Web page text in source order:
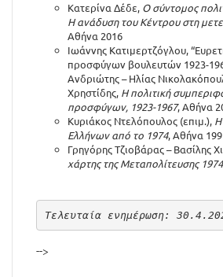
Κατερίνα Δέδε, Ο σύντομος
Η ανάδυση του Κέντρου στη
Αθήνα 2016
Ιωάννης Κατιμερτζόγλου,
προσφύγων βουλευτών 1923-
Ανδριώτης – Ηλίας
Χρηστίδης, Η πολιτική
προσφύγων, 1923-1967, Αθήνα
Κυριάκος Ντελόπουλος (επιμ.),
Ελλήνων από το 1974, Αθήνα
Γρηγόρης Τζιοβάρας – Βασίλης
χάρτης της Μεταπολίτευσης
Τελευταία ενημέρωση:
-->